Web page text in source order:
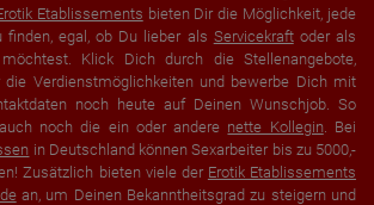
Etablissements bieten Dir die Möglichkeit, jede
finden, egal, ob Du lieber als Servicekraftoder als
Klick Dich durch die Stellenangebote,
die Verdienstmöglichkeiten und bewerbe Dich mit
noch heute auf Deinen Wunschjob. So
noch die ein oder andere nette Kollegin . Bei
in Deutschland können Sexarbeiter bis zu 5000,-
Zusätzlich bieten viele der Erotik Etablissements
an, um Deinen Bekanntheitsgrad zu steigern und